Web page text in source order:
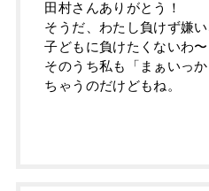
田村さんありがとう！
そうだ、わたし負けず嫌
子どもに負けたくないわ
そのうち私も「まぁいっ
ちゃうのだけどもね。